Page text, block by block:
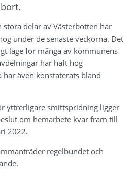
delar av Västerbotten har
under de senaste veckorna. Det
läge för många av kommunens
har haft hög
även konstaterats bland
yttrerligare smittspridning ligger
om hemarbete kvar fram till
2022.
regelbundet och